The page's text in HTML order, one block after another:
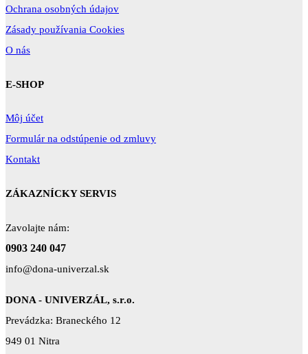
Ochrana osobných údajov
Zásady používania Cookies
O nás
E-SHOP
Môj účet
Formulár na odstúpenie od zmluvy
Kontakt
ZÁKAZNÍCKY SERVIS
Zavolajte nám:
0903 240 047
info@dona-univerzal.sk
DONA - UNIVERZÁL, s.r.o.
Prevádzka: Braneckého 12
949 01 Nitra